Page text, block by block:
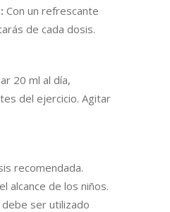
Con un refrescante
de cada dosis.
20 ml al día,
del ejercicio. Agitar
recomendada.
alcance de los niños.
ser utilizado